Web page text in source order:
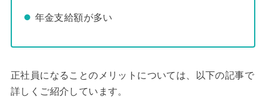
年金支給額が多い
正社員になることのメリットについては、以下の記事で
詳しくご紹介しています。